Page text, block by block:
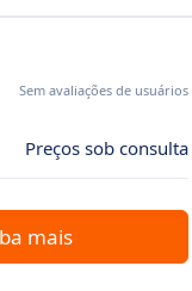
Sem avaliações de usuários
Preços sob consulta
mais